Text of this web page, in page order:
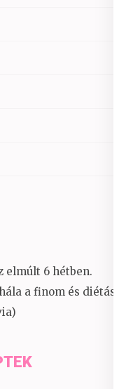
elmúlt 6 hétben.
a finom és diétás